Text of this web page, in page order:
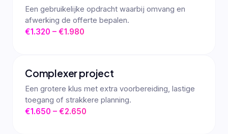
Een gebruikelijke opdracht waarbij omvang en
afwerking de offerte bepalen.
€1.320 – €1.980
Complexer project
Een grotere klus met extra voorbereiding, lastige
toegang of strakkere planning.
€1.650 – €2.650